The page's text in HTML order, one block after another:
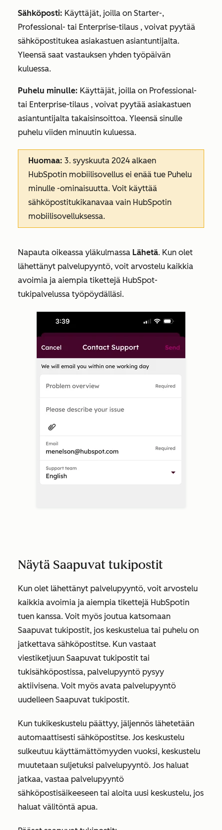
Sähköposti: Käyttäjät, joilla on Starter-,
Professional- tai Enterprise-tilaus , voivat pyytää
sähköpostitukea asiakastuen asiantuntijalta.
Yleensä saat vastauksen yhden työpäivän
kuluessa.
Puhelu minulle: Käyttäjät, joilla on Professional-
tai Enterprise-tilaus , voivat pyytää asiakastuen
asiantuntijalta takaisinsoittoa. Yleensä sinulle
puhelu viiden minuutin kuluessa.
Huomaa: 3. syyskuuta 2024 alkaen
HubSpotin mobiilisovellus ei enää tue Puhelu
minulle -ominaisuutta. Voit käyttää
sähköpostitukikanavaa vain HubSpotin
mobiilisovelluksessa.
Napauta oikeassa yläkulmassa Lähetä. Kun olet
lähettänyt palvelupyyntö, voit arvostelu kaikkia
avoimia ja aiempia tikettejä HubSpot-
tukipalvelussa työpöydälläsi.
Näytä Saapuvat tukipostit
Kun olet lähettänyt palvelupyyntö, voit arvostelu
kaikkia avoimia ja aiempia tikettejä HubSpotin
tuen kanssa. Voit myös joutua katsomaan
Saapuvat tukipostit, jos keskustelua tai puhelu on
jatkettava sähköpostitse. Kun vastaat
viestiketjuun Saapuvat tukipostit tai
tukisähköpostissa, palvelupyyntö pysyy
aktiivisena. Voit myös avata palvelupyyntö
uudelleen Saapuvat tukipostit.
Kun tukikeskustelu päättyy, jäljennös lähetetään
automaattisesti sähköpostitse. Jos keskustelu
sulkeutuu käyttämättömyyden vuoksi, keskustelu
muutetaan suljetuksi palvelupyyntö. Jos haluat
jatkaa, vastaa palvelupyyntö
sähköpostisäikeeseen tai aloita uusi keskustelu, jos
haluat välitöntä apua.